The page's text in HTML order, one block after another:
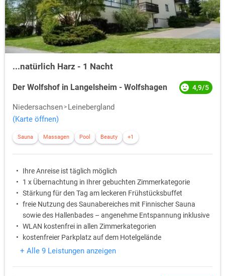
...natürlich Harz - 1 Nacht
Der Wolfshof in Langelsheim - Wolfshagen 4,9/5
Niedersachsen
Leinebergland
(Karte öffnen)
Sauna Massagen Pool Beauty +1
Ihre Anreise ist täglich möglich
1 x Übernachtung in Ihrer gebuchten Zimmerkategorie
Stärkung für den Tag am leckeren Frühstücksbuffet
freie Nutzung des Saunabereiches mit Finnischer Sauna
sowie des Hallenbades – angenehme Entspannung inklusive
WLAN kostenfrei in allen Zimmerkategorien
kostenfreier Parkplatz auf dem Hotelgelände
+ Alle 9 Leistungen anzeigen